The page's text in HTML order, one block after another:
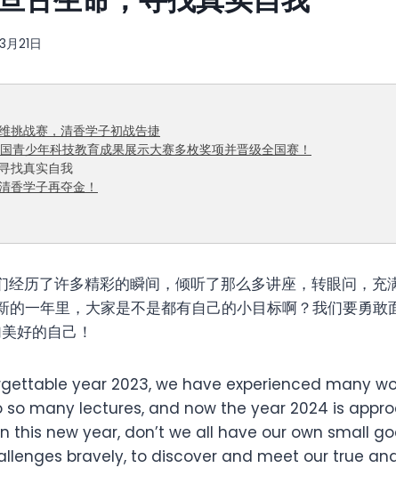
21日
挑战赛，清香学子初战告捷
青少年科技教育成果展示大赛多枚奖项并晋级全国赛！
找真实自我
香学子再夺金！
历了许多精彩的瞬间，倾听了那么多讲座，转眼问，充
一年里，大家是不是都有自己的小目标啊？我们要勇敢
好的自己！
year 2023, we have experienced many
many lectures, and now the year 2024 is
this new year, don’t we all have our own small
bravely, to discover and meet our true